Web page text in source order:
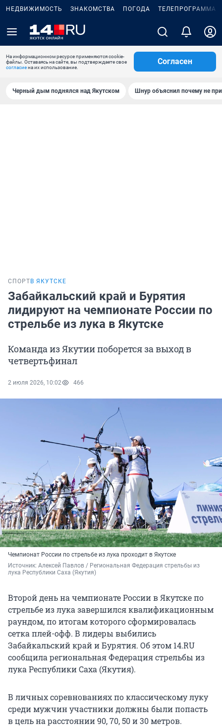
НЕДВИЖИМОСТЬ ЗНАКОМСТВА ПОГОДА ТЕЛЕПРОГРАММА
На информационном ресурсе применяются cookie-
файлы. Оставаясь на сайте, вы подтверждаете свое
согласиена их использование.
Согласен
Черный дым поднялся над Якутском Шнур объяснил почему не
СПОРТ В ЯКУТСКЕ
Забайкальский край и Бурятия
лидируют на чемпионате России по
стрельбе из лука в Якутске
Команда из Якутии поборется за выход в
четвертьфинал
2 июля 2026, 10:02 466
Чемпионат России по стрельбе из лука проходит в Якутске
Источник: Алексей Павлов / Региональная Федерация стрельбы из
лука Республики Саха (Якутия)
Второй день на чемпионате России в Якутске по
стрельбе из лука завершился квалификационным
раундом, по итогам которого сформировалась
сетка плей-офф. В лидеры выбились
Забайкальский край и Бурятия. Об этом 14.RU
сообщила региональная Федерация стрельбы из
лука Республики Саха (Якутия).
В личных соревнованиях по классическому луку
среди мужчин участники должны были попасть
в цель на расстоянии 90, 70, 50 и 30 метров.